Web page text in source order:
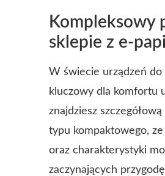
Kompleksowy
sklepie z e-
W świecie urządzeń
kluczowy dla komfortu
znajdziesz
typu kompaktowego,
oraz charakterystyki
zaczynających